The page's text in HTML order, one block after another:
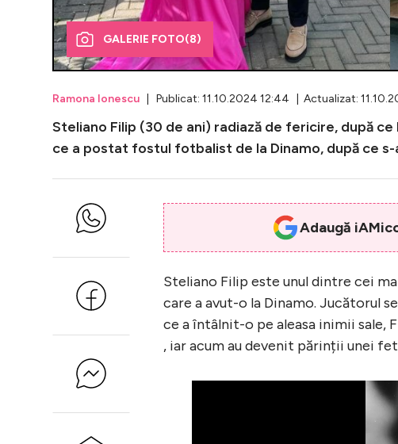
GALERIE FOTO(8)
Ramona Ionescu | Publicat: 11.10.2024 12:44 | Actualizat:
Steliano Filip (30 de ani) radiază de fericire, după
ce a postat fostul fotbalist de la Dinamo, după ce
Adaugă
Steliano Filip este unul dintre cei
care a avut-o la Dinamo. Jucătorul
ce a întâlnit-o pe aleasa inimii sale,
, iar acum au devenit părinții unei